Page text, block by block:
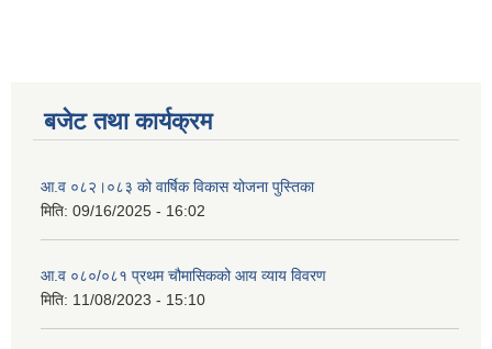
बजेट तथा कार्यक्रम
आ.व ०८२।०८३ को वार्षिक विकास योजना पुस्तिका
मिति: 09/16/2025 - 16:02
आ.व ०८०/०८१ प्रथम चौमासिकको आय व्याय विवरण
मिति: 11/08/2023 - 15:10